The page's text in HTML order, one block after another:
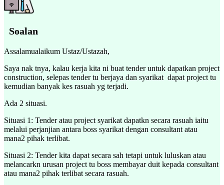
Soalan
Assalamualaikum Ustaz/Ustazah,
Saya nak tnya, kalau kerja kita ni buat tender untuk dapatkan project
construction, selepas tender tu berjaya dan syarikat dapat project tu
kemudian banyak kes rasuah yg terjadi.
Ada 2 situasi.
Situasi 1: Tender atau project syarikat dapatkn secara rasuah iaitu
melalui perjanjian antara boss syarikat dengan consultant atau
mana2 pihak terlibat.
Situasi 2: Tender kita dapat secara sah tetapi untuk luluskan atau
melancarkn urusan project tu boss membayar duit kepada consultant
atau mana2 pihak terlibat secara rasuah.